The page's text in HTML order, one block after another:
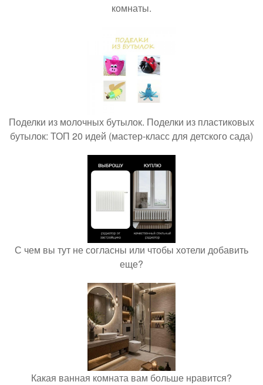
комнаты.
Поделки из молочных бутылок. Поделки из пластиковых
бутылок: ТОП 20 идей (мастер-класс для детского сада)
С чем вы тут не согласны или чтобы хотели добавить
еще?
Какая ванная комната вам больше нравится?